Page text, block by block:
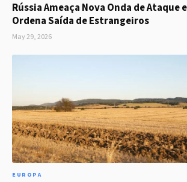
Rússia Ameaça Nova Onda de Ataque
Ordena Saída de Estrangeiros
May 29, 2026
EUROPA